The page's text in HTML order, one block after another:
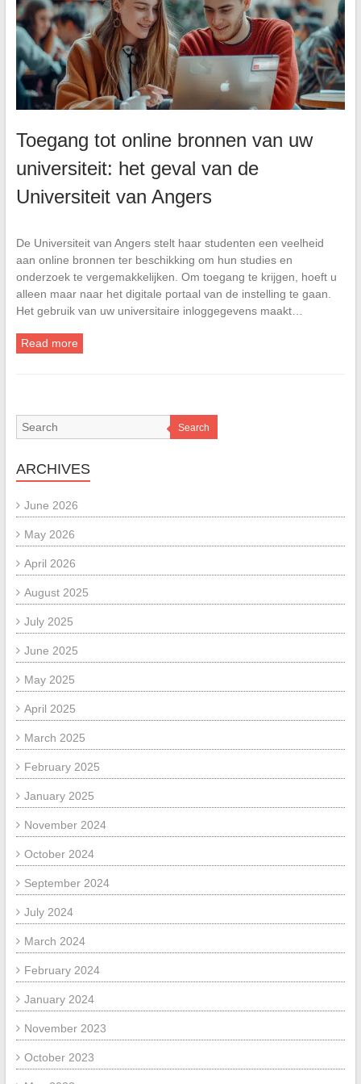
Toegang tot online bronnen van uw
universiteit: het geval van de
Universiteit van Angers
De Universiteit van Angers stelt haar studenten een veelheid
aan online bronnen ter beschikking om hun studies en
onderzoek te vergemakkelijken. Om toegang te krijgen, hoeft u
alleen maar naar het digitale portaal van de instelling te gaan.
Het gebruik van uw universitaire inloggegevens maakt…
Read more
Search
ARCHIVES
June 2026
May 2026
April 2026
August 2025
July 2025
June 2025
May 2025
April 2025
March 2025
February 2025
January 2025
November 2024
October 2024
September 2024
July 2024
March 2024
February 2024
January 2024
November 2023
October 2023